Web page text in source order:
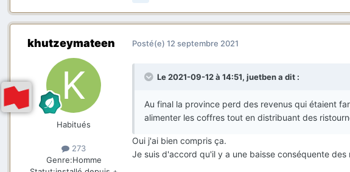
khutzeymateen
Habitués
273
Genre:Homme
Posté(e) 12 septembre 2021
Le 2021-09-12 à 14:51, juetbena dit :
Au final la province perd des revenus qui étaient
alimenter les coffres tout en distribuant des
Oui j'ai bien compris ça.
Je suis d'accord qu'il y a une baisse conséquente des